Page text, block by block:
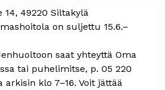
49220 Siltakylä
on suljettu 15.6.–
saat yhteyttä Oma
tai puhelimitse, p. 05 220
arkisin klo 7–16. Voit jättää